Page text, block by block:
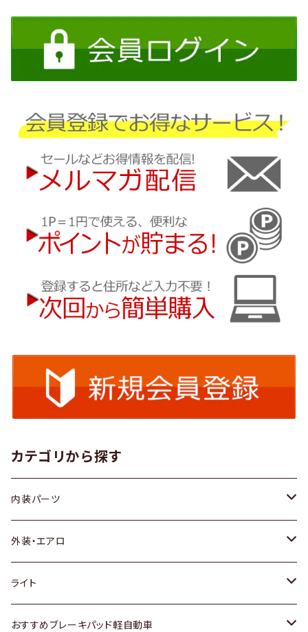
カテゴリから探す
内装パーツ
トヨタ
ホンダ
スズキ
外装・エアロ
トヨタ
ホンダ
ライト
トヨタ
おすすめブレーキパッド軽自動車